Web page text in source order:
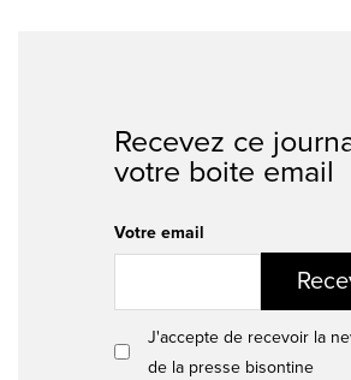
Recevez ce
votre boite email
Votre email
J'accepte de recevoir la
de la presse bisontine